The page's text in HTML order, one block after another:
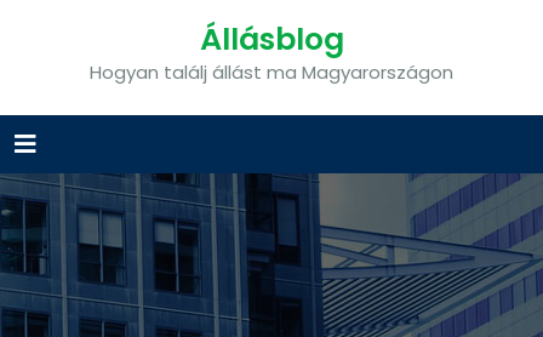
Állásblog
Hogyan találj állást ma Magyarországon